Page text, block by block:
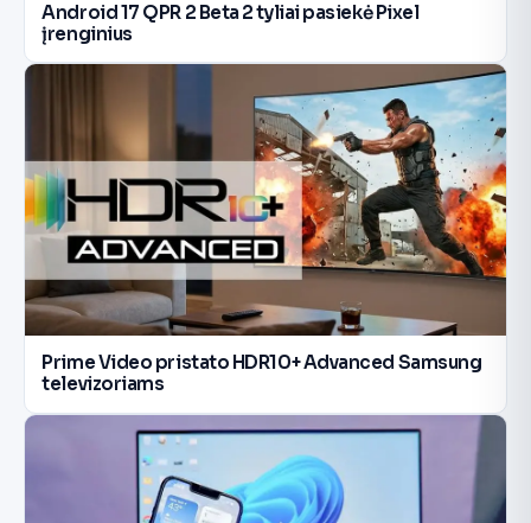
Android 17 QPR 2 Beta 2 tyliai pasiekė Pixel
įrenginius
Prime Video pristato HDR10+ Advanced Samsung
televizoriams